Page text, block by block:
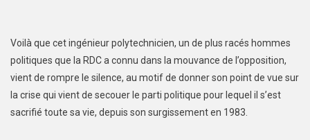
Voilà que cet ingénieur polytechnicien, un de plus racés hommes
politiques que la RDC a connu dans la mouvance de l’opposition,
vient de rompre le silence, au motif de donner son point de vue sur
la crise qui vient de secouer le parti politique pour lequel il s’est
sacrifié toute sa vie, depuis son surgissement en 1983.